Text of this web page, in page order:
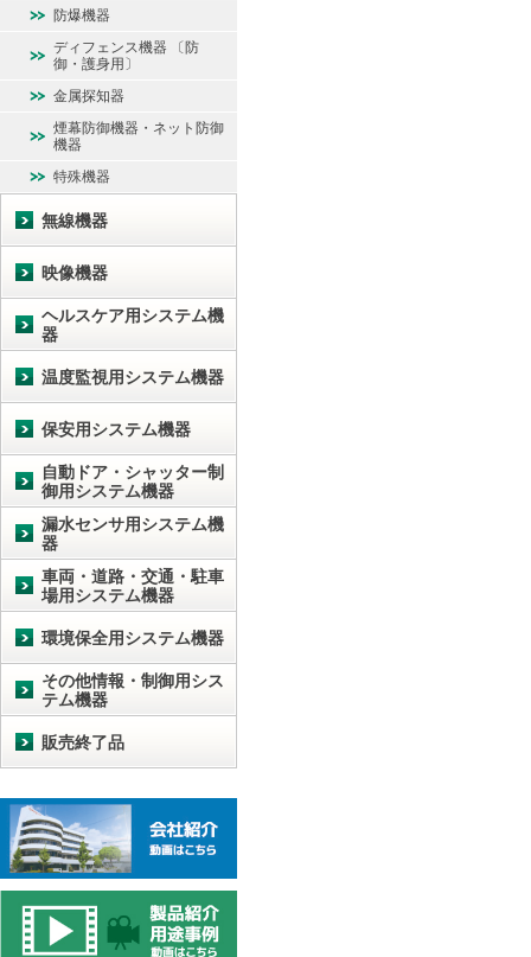
防爆機器
ディフェンス機器 〔防
御・護身用〕
金属探知器
煙幕防御機器・ネット防御
機器
特殊機器
無線機器
映像機器
ヘルスケア用システム機
器
温度監視用システム機器
保安用システム機器
自動ドア・シャッター制
御用システム機器
漏水センサ用システム機
器
車両・道路・交通・駐車
場用システム機器
環境保全用システム機器
その他情報・制御用シス
テム機器
販売終了品